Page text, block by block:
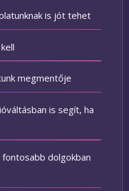
is jót tehet
megmentője
is segít, ha
fontosabb dolgokban